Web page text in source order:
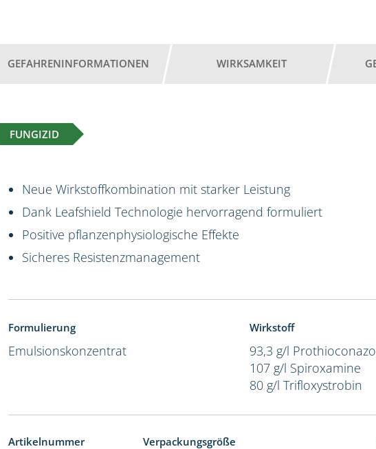
GEFAHRENINFORMATIONEN WIRKSAMKEIT
FUNGIZID
Neue Wirkstoffkombination mit starker Leistung
Dank Leafshield Technologie hervorragend formuliert
Positive pflanzenphysiologische Effekte
Sicheres Resistenzmanagement
Formulierung
Emulsionskonzentrat
Wirkstoff
93,3 g/l
107 g/l Spiroxamine
80 g/l Trifloxystrobin
Artikelnummer Verpackungsgröße